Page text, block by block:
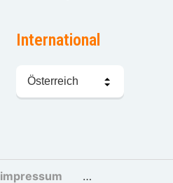
International
Sprache
wählen
impressum cookies und